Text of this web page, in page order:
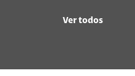
Ver todos